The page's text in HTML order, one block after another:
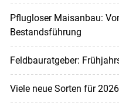
Pflugloser Maisanbau:
Bestandsführung
Feldbauratgeber:
Viele neue Sorten für